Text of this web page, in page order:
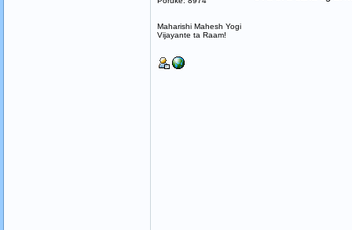
Maharishi Mahesh Yogi
Vijayante ta Raam!